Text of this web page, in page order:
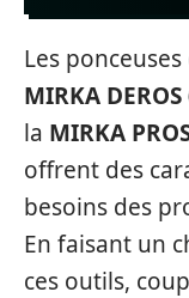
Les
MIRKA DEROS
la MIRKA
offrent des
besoins des
En faisant un
ces outils,